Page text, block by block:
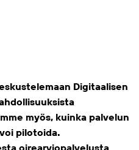
Digitaalisen
myös, kuinka palvelun
pilotoida.